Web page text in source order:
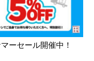
ーセール開催中！